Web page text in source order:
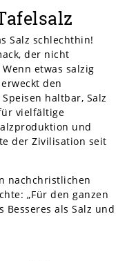
Salz schlechthin!
der nicht
etwas salzig
den
haltbar, Salz
vielfältige
und
der Zivilisation seit
nachchristlichen
„Für den ganzen
als Salz und